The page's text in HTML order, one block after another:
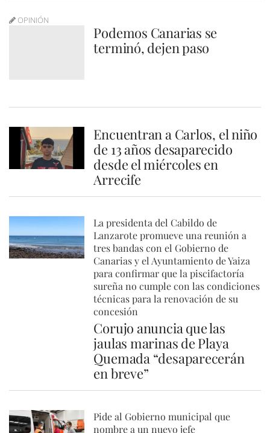
OPINIÓN
Podemos Canarias se
terminó, dejen paso
Encuentran a Carlos, el niño
de 13 años desaparecido
desde el miércoles en
Arrecife
La presidenta del Cabildo de
Lanzarote promueve una reunión a
tres bandas con el Gobierno de
Canarias y el Ayuntamiento de Yaiza
para confirmar que la piscifactoría
sureña no cumple con las condiciones
técnicas para la renovación de su
concesión
Corujo anuncia que las
jaulas marinas de Playa
Quemada “desaparecerán
en breve”
Pide al Gobierno municipal que
nombre a un nuevo jefe